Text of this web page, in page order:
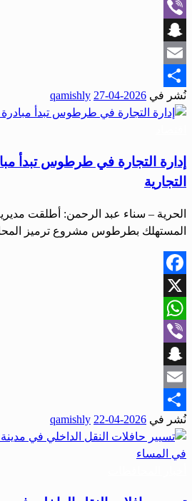
WhatsApp
Viber
Snapchat
Email
Share
نُشر في 2026-04-27
qamishly
إدارة التجارة في طرطوس تبدأ
التجارية
الحرية – سناء عبد الرحمن: أطلقت
المستهلك بطرطوس مشروع ترميز
Facebook
X
WhatsApp
Viber
Snapchat
Email
Share
نُشر في 2026-04-22
qamishly